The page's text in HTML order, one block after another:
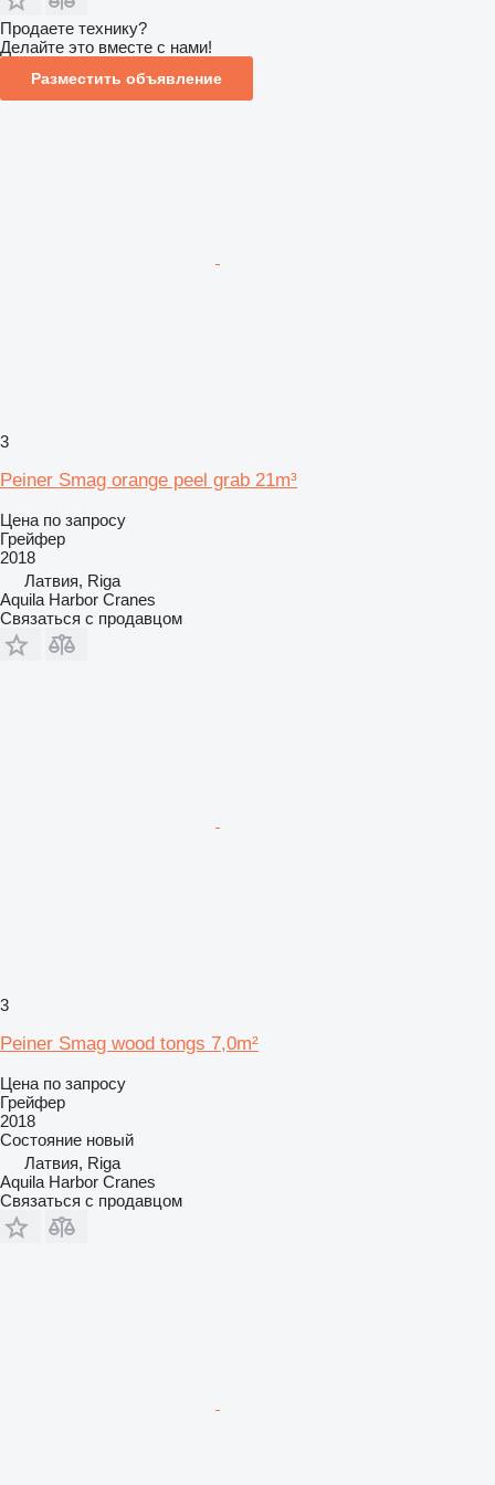
Продаете технику?
Делайте это вместе с нами!
Разместить объявление
3
Peiner Smag orange peel grab 21m³
Цена по запросу
Грейфер
2018
Латвия, Riga
Aquila Harbor Cranes
Связаться с продавцом
3
Peiner Smag wood tongs 7,0m²
Цена по запросу
Грейфер
2018
Состояние новый
Латвия, Riga
Aquila Harbor Cranes
Связаться с продавцом